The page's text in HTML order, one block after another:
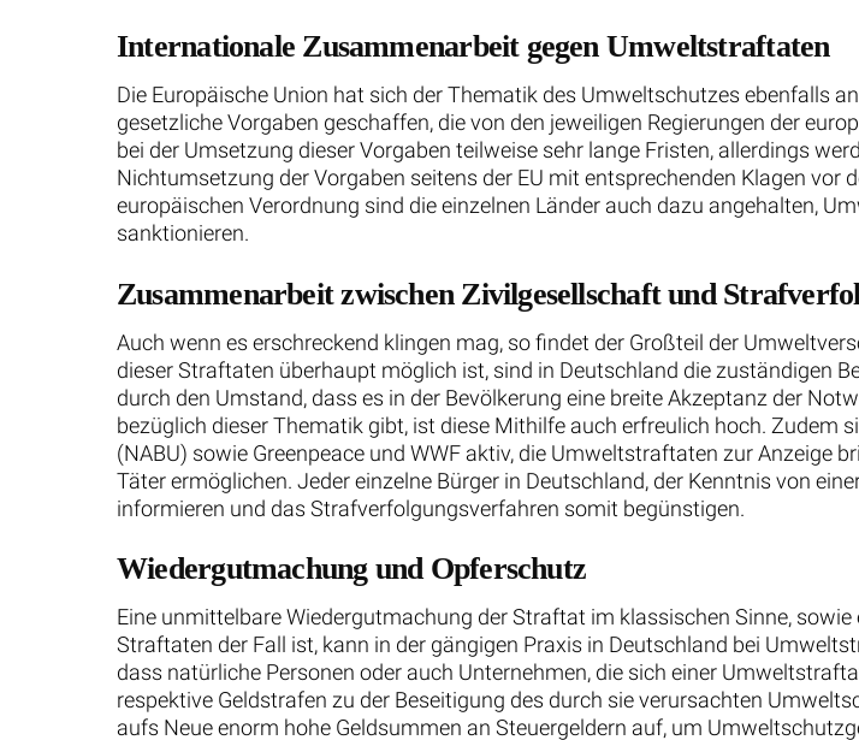
Internationale Zusammenarbeit gegen Umweltstraftaten
Die Europäische Union hat sich der Thematik des Umweltschutzes ebenfalls
gesetzliche Vorgaben geschaffen, die von den jeweiligen Regierungen der
bei der Umsetzung dieser Vorgaben teilweise sehr lange Fristen, allerdings
Nichtumsetzung der Vorgaben seitens der EU mit entsprechenden Klagen vor
europäischen Verordnung sind die einzelnen Länder auch dazu angehalten,
sanktionieren.
Zusammenarbeit zwischen Zivilgesellschaft und
Auch wenn es erschreckend klingen mag, so findet der Großteil der
dieser Straftaten überhaupt möglich ist, sind in Deutschland die zuständigen
durch den Umstand, dass es in der Bevölkerung eine breite Akzeptanz der
bezüglich dieser Thematik gibt, ist diese Mithilfe auch erfreulich hoch.
(NABU) sowie Greenpeace und WWF aktiv, die Umweltstraftaten zur Anzeige
Täter ermöglichen. Jeder einzelne Bürger in Deutschland, der Kenntnis von
informieren und das Strafverfolgungsverfahren somit begünstigen.
Wiedergutmachung und Opferschutz
Eine unmittelbare Wiedergutmachung der Straftat im klassischen Sinne,
Straftaten der Fall ist, kann in der gängigen Praxis in Deutschland bei
dass natürliche Personen oder auch Unternehmen, die sich einer
respektive Geldstrafen zu der Beseitigung des durch sie verursachten
aufs Neue enorm hohe Geldsummen an Steuergeldern auf, um